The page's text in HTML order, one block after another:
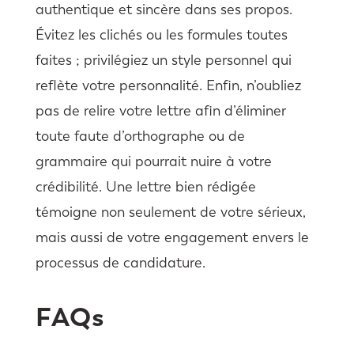
authentique et sincère dans ses propos.
Évitez les clichés ou les formules toutes
faites ; privilégiez un style personnel qui
reflète votre personnalité. Enfin, n’oubliez
pas de relire votre lettre afin d’éliminer
toute faute d’orthographe ou de
grammaire qui pourrait nuire à votre
crédibilité. Une lettre bien rédigée
témoigne non seulement de votre sérieux,
mais aussi de votre engagement envers le
processus de candidature.
FAQs